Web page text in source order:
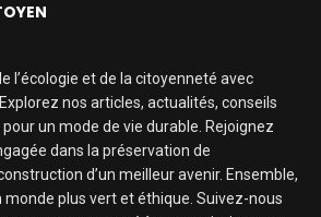
l’écologie et de la citoyenneté avec
nos articles, actualités, conseils
un mode de vie durable. Rejoignez
dans la préservation de
d’un meilleur avenir. Ensemble,
monde plus vert et éthique. Suivez-nous